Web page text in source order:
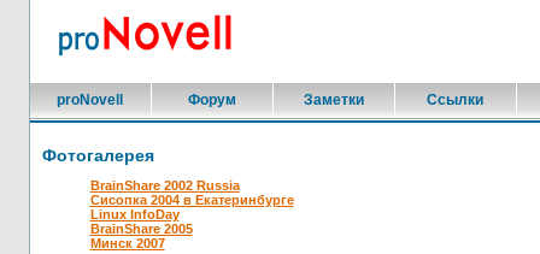
proNovell Форум Заметки Ссылки
Фотогалерея
BrainShare 2002 Russia
Сисопка 2004 в Екатеринбурге
Linux InfoDay
BrainShare 2005
Минск 2007